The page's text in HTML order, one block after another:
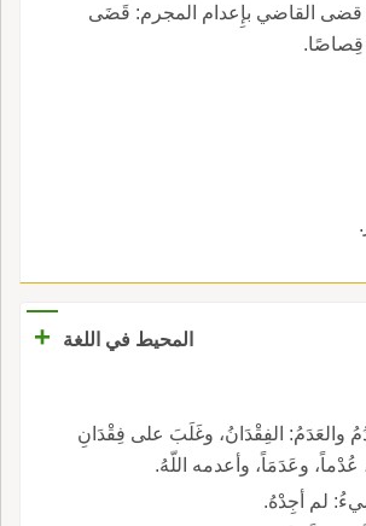
قضى القاضي بإِعدام المجرم: قَضَى
قِصاصًا.
المحيط في اللغة
+
والعَدَمُ: الفِقْدَانُ، وغَلَبَ على فِقْدَانِ
عُدْماً، وعَدَمَاً، وأعدمه اللّهُ.
لم أجِدْهُ.